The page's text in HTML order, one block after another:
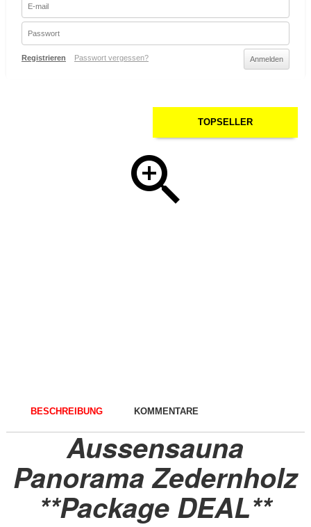
Registrieren Passwort vergessen?
TOPSELLER
BESCHREIBUNG KOMMENTARE
Aussensauna
Panorama Zedernholz
**Package DEAL**